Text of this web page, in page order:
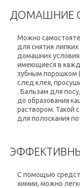
ДОМАШНИЕ
Можно
для снятия
домашних
имеющиеся в
зубным порошком
след клея,
. Бальзам для
до образования
раствором. Такой
для полоскания
С помощью
химии, можно